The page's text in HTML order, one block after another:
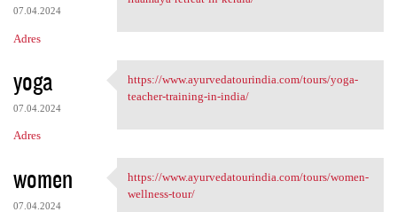
07.04.2024
Adres
yoga
07.04.2024
Adres
https://www.ayurvedatourindia
https://www.ayurvedatourindia.com/tours/yoga-
teacher-training-in-india/
women
07.04.2024
https://www.ayurvedatourindia
https://www.ayurvedatourindia.com/tours/women-
wellness-tour/